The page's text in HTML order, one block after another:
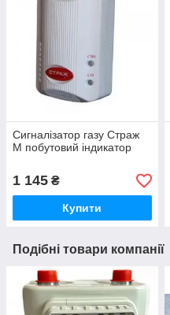
Сигналізатор газу Страж
М побутовий індикатор
1 145 ₴
Купити
Подібні товари компанії